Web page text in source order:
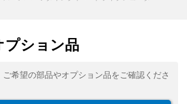
ータ更新のお申込はこちら
【8/17(月) 7:59ま
各種ご利用方法はこちら
よくあるご質問
合わせ前のご確認はこちら
ダーを比較して探す
イントを利用してご購入頂けます
新規会員登録をする
プション品
希望の部品やオプション品をご確認くださ